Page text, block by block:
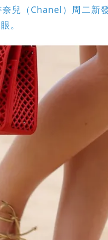
奈兒（Chanel）周二新
。